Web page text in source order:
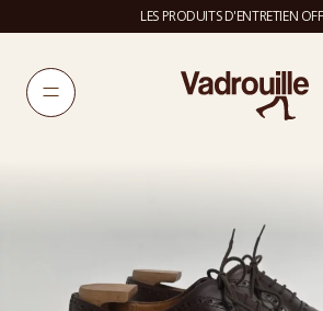
LES PRODUITS D'ENTRETIEN